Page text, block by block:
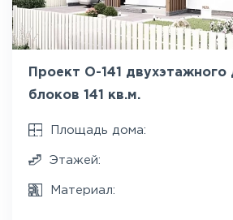
Проект О-141 двухэтажного
блоков 141 кв.м.
Площадь дома:
Этажей:
Материал: